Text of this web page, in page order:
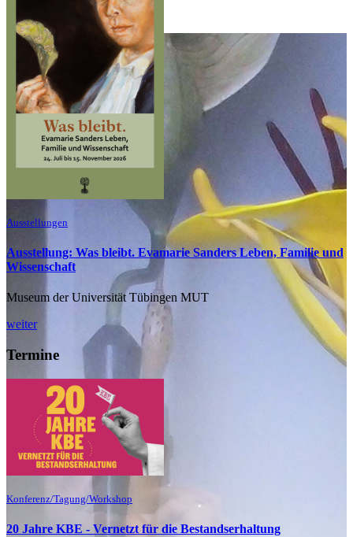
Ausstellungen
Ausstellung: Was bleibt. Evamarie Sanders Leben, Familie und
Wissenschaft
Museum der Universität Tübingen MUT
weiter
Termine
Konferenz/Tagung/Workshop
20 Jahre KBE - Vernetzt für die Bestandserhaltung